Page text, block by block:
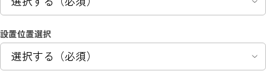
ステッカーサイン
ステッカー／コロナ対策
ステッカー／アルコールチェック
ステッカー／禁止マーク
花ブロックサイン
設置位置選択